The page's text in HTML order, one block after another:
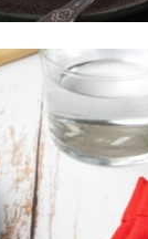
un apport en
le